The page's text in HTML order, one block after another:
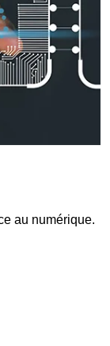
au numérique.